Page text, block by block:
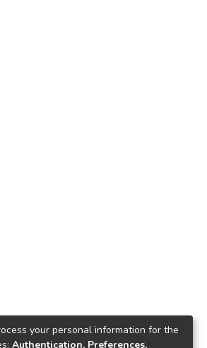
your personal information for the
Authentication, Preferences,